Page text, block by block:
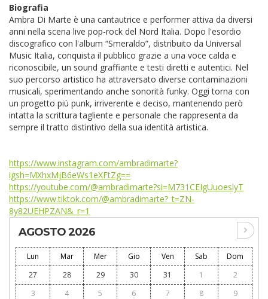
Biografia
Ambra Di Marte è una cantautrice e performer attiva da diversi
anni nella scena live pop-rock del Nord Italia. Dopo l'esordio
discografico con l'album “Smeraldo”, distribuito da Universal
Music Italia, conquista il pubblico grazie a una voce calda e
riconoscibile, un sound graffiante e testi diretti e autentici. Nel
suo percorso artistico ha attraversato diverse contaminazioni
musicali, sperimentando anche sonorità funky. Oggi torna con
un progetto più punk, irriverente e deciso, mantenendo però
intatta la scrittura tagliente e personale che rappresenta da
sempre il tratto distintivo della sua identità artistica.
https://www.instagram.com/ambradimarte?
igsh=MXhxMjB6eWs1eXFtZg==
https://youtube.com/@ambradimarte?si=M731CEIgUuoeslyT
https://www.tiktok.com/@ambradimarte?_t=ZN-
8y82UEHPZAN&_r=1
AGOSTO 2026
Lun Mar Mer Gio Ven Sab
Dom
27
28 29 30 31 1
2
3
4 5 6 7 8
9